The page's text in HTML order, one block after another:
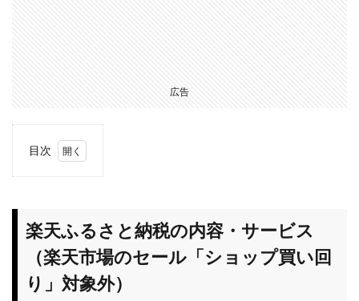
広告
目次
さと
納税
の内
容・
サー
楽天ふるさと納税の内容・サービス
（楽天市場のセール「ショップ買い回
り」対象外）